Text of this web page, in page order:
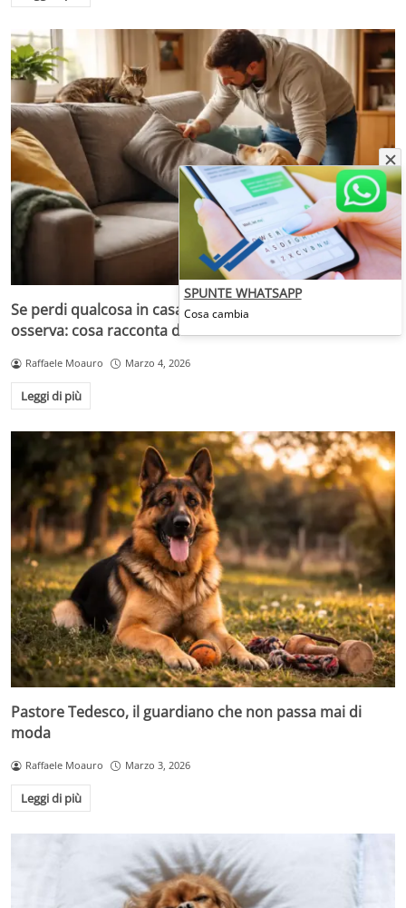
Se perdi qualcosa in casa il cane ti aiuta, il gatto
osserva: cosa racconta davvero la scienza
Raffaele Moauro Marzo 4, 2026
Leggi di più
Pastore Tedesco, il guardiano che non passa mai di
moda
Raffaele Moauro Marzo 3, 2026
Leggi di più
SPUNTE WHATSAPP
Cosa cambia